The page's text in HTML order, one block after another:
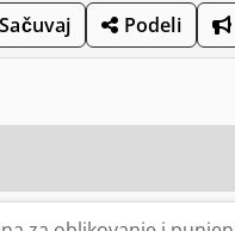
Sačuvaj Podeli